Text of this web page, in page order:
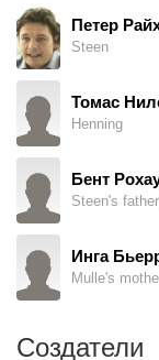
Петер
Steen
Томас
Henning
Бент
Steen's
Инга
Mulle's
Создатели